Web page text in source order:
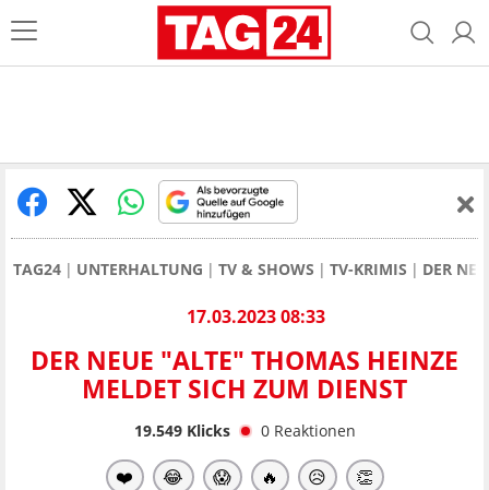
TAG24 UNTERHALTUNG TV & SHOWS TV-KRIMIS DER
17.03.2023 08:33
DER NEUE "ALTE" THOMAS HEINZE
MELDET SICH ZUM DIENST
19.549Klicks 0 Reaktionen
❤️ 😂 😱 🔥 😥 👏